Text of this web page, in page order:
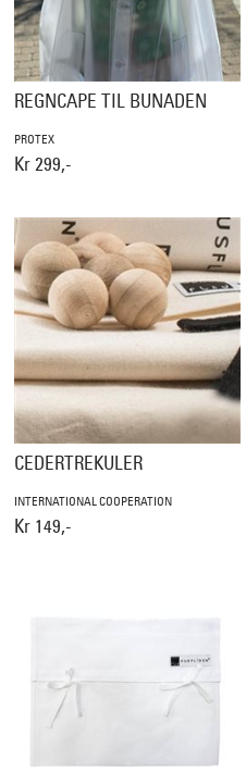
REGNCAPE TIL BUNADEN
PROTEX
Kr 299,-
CEDERTREKULER
INTERNATIONAL COOPERATION
Kr 149,-